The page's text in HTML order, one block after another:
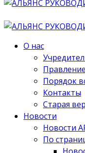
О нас
Правление
Порядок
Контакты
Старая
Новости
Новости
По